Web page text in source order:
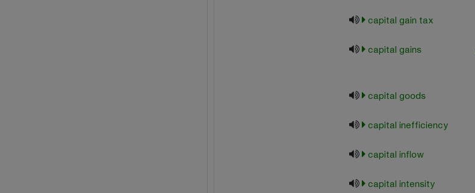
capital gain tax
capital gains
capital goods
capital inefficiency
capital inflow
capital intensity